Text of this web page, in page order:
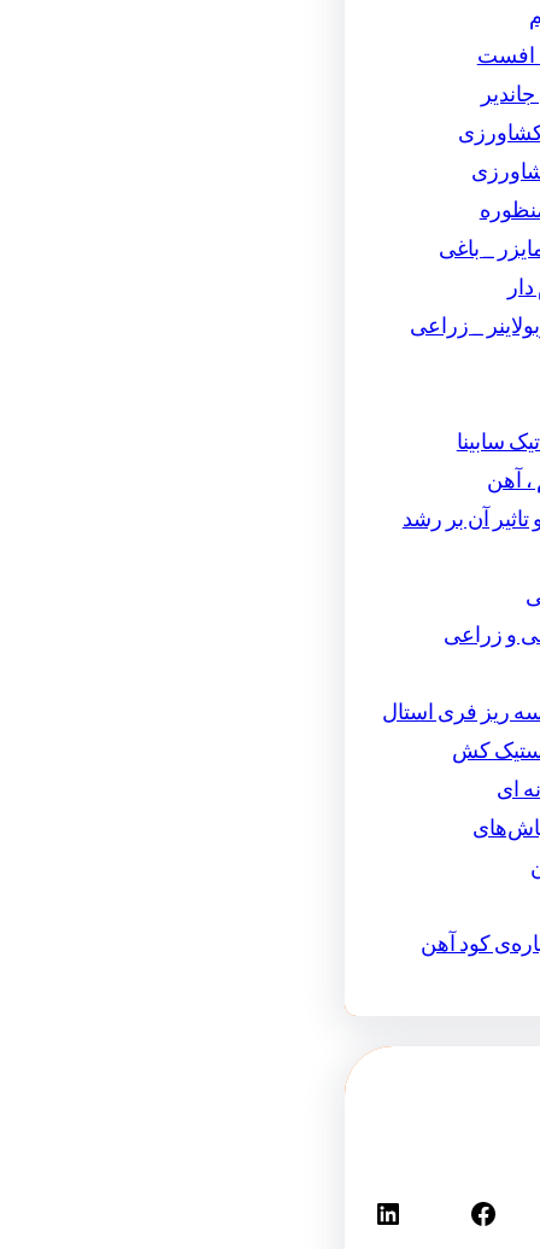
افست
_ باغی
_ زراعی
سابینا
، آهن
آن بر رشد
و زراعی
ریز فری استال
کش
ای
کود آهن